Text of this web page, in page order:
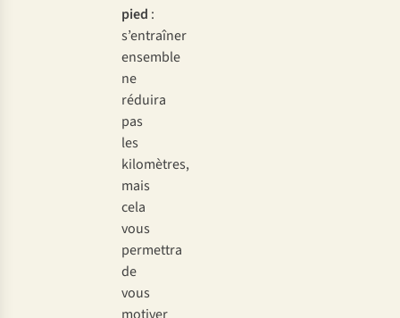
pied :
s’entraîner
ensemble
ne
réduira
pas
les
kilomètres,
mais
cela
vous
permettra
de
vous